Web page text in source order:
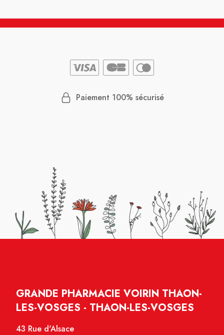
Paiement 100% sécurisé
GRANDE PHARMACIE VOIRIN THAON-
LES-VOSGES - THAON-LES-VOSGES
43 Rue d'Alsace